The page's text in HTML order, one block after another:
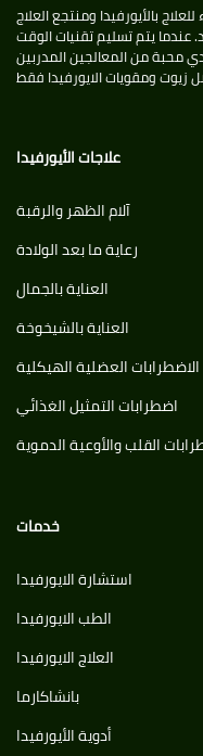
بالأيورفيدا ومنتجع العلاج
عندما يتم تسليم تقنيات الوقت
محبة من المعالجين المدربين
زيوت ومقويات الايورفيدا فقط
علاجات الأيورفيدا
آلام الظهر والرقبة
رعاية ما بعد الولادة
العناية بالجمال
العناية بالشيخوخة
الاضطرابات العضلية الهيكلية
اضطرابات التمثيل الغذائي
القلب والأوعية الدموية
خدمات
استشارة الايورفيدا
الطب الايورفيدا
العلاج الايورفيدا
بانشاكارما
أدوية الأيورفيدا